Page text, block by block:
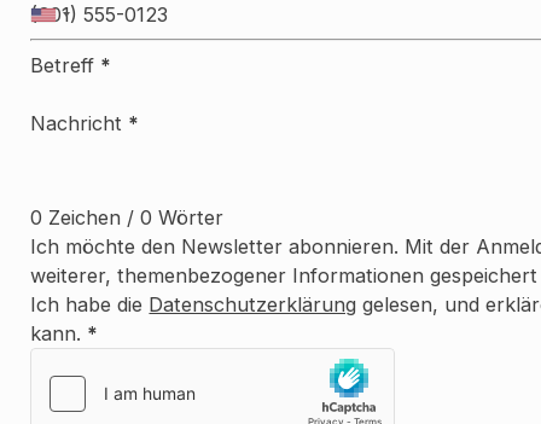
Betreff *
Nachricht *
0 Zeichen / 0 Wörter
Ich möchte den Newsletter abonnieren. Mit der
weiterer, themenbezogener Informationen
Ich habe die Datenschutzerklärung gelesen, und
kann. *